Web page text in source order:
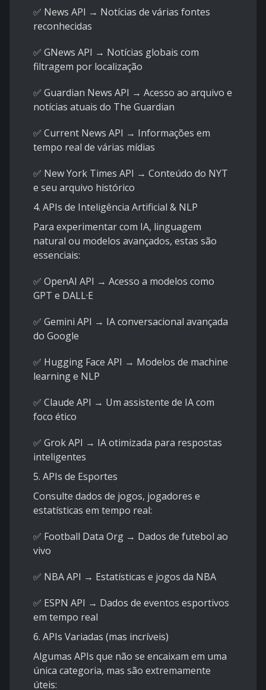
✅ News API → Notícias de várias fontes
reconhecidas
✅ GNews API → Notícias globais com
filtragem por localização
✅ Guardian News API → Acesso ao arquivo e
notícias atuais do The Guardian
✅ Current News API → Informações em
tempo real de várias mídias
✅ New York Times API → Conteúdo do NYT
e seu arquivo histórico
4. APIs de Inteligência Artificial & NLP
Para experimentar com IA, linguagem
natural ou modelos avançados, estas são
essenciais:
✅ OpenAI API → Acesso a modelos como
GPT e DALL·E
✅ Gemini API → IA conversacional avançada
do Google
✅ Hugging Face API → Modelos de machine
learning e NLP
✅ Claude API → Um assistente de IA com
foco ético
✅ Grok API → IA otimizada para respostas
inteligentes
5. APIs de Esportes
Consulte dados de jogos, jogadores e
estatísticas em tempo real:
✅ Football Data Org → Dados de futebol ao
vivo
✅ NBA API → Estatísticas e jogos da NBA
✅ ESPN API → Dados de eventos esportivos
em tempo real
6. APIs Variadas (mas incríveis)
Algumas APIs que não se encaixam em uma
única categoria, mas são extremamente
úteis: